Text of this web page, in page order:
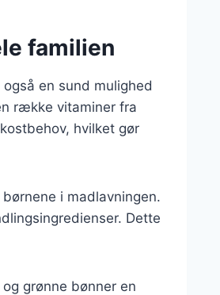
familien
en sund mulighed
række vitaminer fra
hvilket gør
i madlavningen.
Dette
grønne bønner en